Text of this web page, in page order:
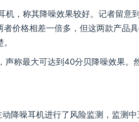
机，称其降噪效果较好。记者留意
价格相差一倍多，但这两款产品
称最大可达到40分贝降噪效果。
降噪耳机进行了风险监测，监测中